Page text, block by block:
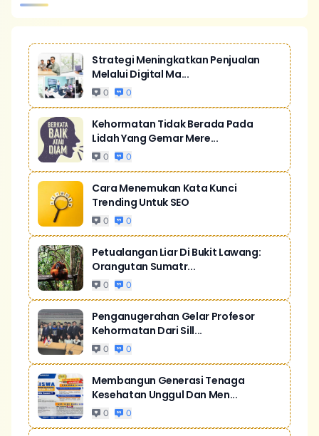
Strategi Meningkatkan Penjualan
Melalui Digital Ma...
0 0
Kehormatan Tidak Berada Pada
Lidah Yang Gemar Mere...
0 0
Cara Menemukan Kata Kunci
Trending Untuk SEO
0 0
Petualangan Liar Di Bukit Lawang:
Orangutan Sumatr...
0 0
Penganugerahan Gelar Profesor
Kehormatan Dari Sill...
0 0
Membangun Generasi Tenaga
Kesehatan Unggul Dan Men...
0 0